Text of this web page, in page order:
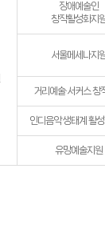
장애예술인
창작활성화지원
서울메세나지원
거리예술·서커스 창
인디음악 생태계 활
유망예술지원